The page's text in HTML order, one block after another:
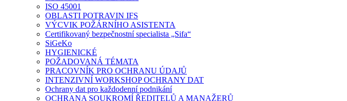
ISO 45001
OBLASTI POTRAVIN IFS
VÝCVIK POŽÁRNÍHO ASISTENTA
Certifikovaný bezpečnostní specialista „Sifa“
SiGeKo
HYGIENICKÉ
POŽADOVANÁ TÉMATA
PRACOVNÍK PRO OCHRANU ÚDAJŮ
INTENZIVNÍ WORKSHOP OCHRANY DAT
Ochrany dat pro každodenní podnikání
OCHRANA SOUKROMÍ ŘEDITELŮ A MANAŽERŮ